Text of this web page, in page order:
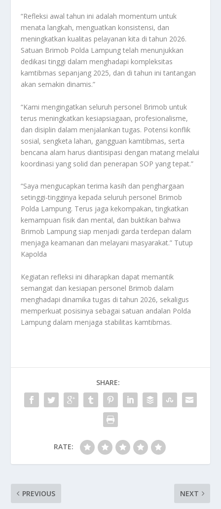
“Refleksi awal tahun ini adalah momentum untuk
menata langkah, menguatkan konsistensi, dan
meningkatkan kualitas pelayanan kita di tahun 2026.
Satuan Brimob Polda Lampung telah menunjukkan
dedikasi tinggi dalam menghadapi kompleksitas
kamtibmas sepanjang 2025, dan di tahun ini tantangan
akan semakin dinamis.”
“Kami mengingatkan seluruh personel Brimob untuk
terus meningkatkan kesiapsiagaan, profesionalisme,
dan disiplin dalam menjalankan tugas. Potensi konflik
sosial, sengketa lahan, gangguan kamtibmas, serta
bencana alam harus diantisipasi dengan matang melalui
koordinasi yang solid dan penerapan SOP yang tepat.”
“Saya mengucapkan terima kasih dan penghargaan
setinggi-tingginya kepada seluruh personel Brimob
Polda Lampung. Terus jaga kekompakan, tingkatkan
kemampuan fisik dan mental, dan buktikan bahwa
Brimob Lampung siap menjadi garda terdepan dalam
menjaga keamanan dan melayani masyarakat.” Tutup
Kapolda
Kegiatan refleksi ini diharapkan dapat memantik
semangat dan kesiapan personel Brimob dalam
menghadapi dinamika tugas di tahun 2026, sekaligus
memperkuat posisinya sebagai satuan andalan Polda
Lampung dalam menjaga stabilitas kamtibmas.
SHARE:
RATE:
PREVIOUS NEXT